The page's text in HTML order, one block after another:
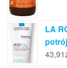
LA
43,91